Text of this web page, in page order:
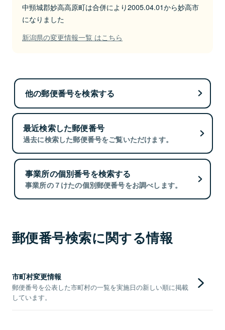
中頸城郡妙高高原町は合併により2005.04.01から妙高市
になりました
新潟県の変更情報一覧 はこちら
他の郵便番号を検索する
最近検索した郵便番号
過去に検索した郵便番号をご覧いただけます。
事業所の個別番号を検索する
事業所の７けたの個別郵便番号をお調べします。
郵便番号検索に関する情報
市町村変更情報
郵便番号を公表した市町村の一覧を実施日の新しい順に掲載
しています。